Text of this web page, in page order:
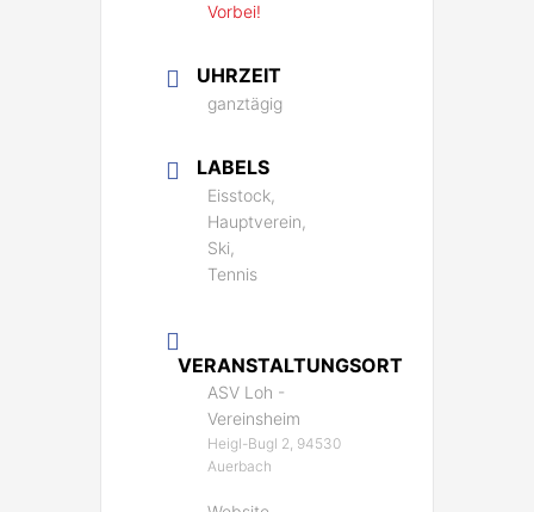
Vorbei!
UHRZEIT
ganztägig
LABELS
Eisstock,
Hauptverein,
Ski,
Tennis
VERANSTALTUNGSORT
ASV Loh -
Vereinsheim
Heigl-Bugl 2, 94530
Auerbach